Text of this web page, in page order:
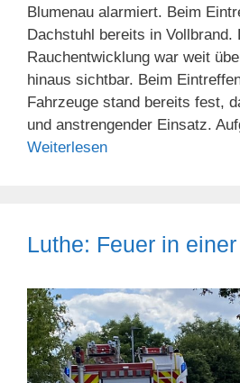
Blumenau alarmiert. Beim
Dachstuhl bereits in Vollbrand.
Rauchentwicklung war weit
hinaus sichtbar. Beim
Fahrzeuge stand bereits fest,
und anstrengender Einsatz.
Weiterlesen
Luthe: Feuer in